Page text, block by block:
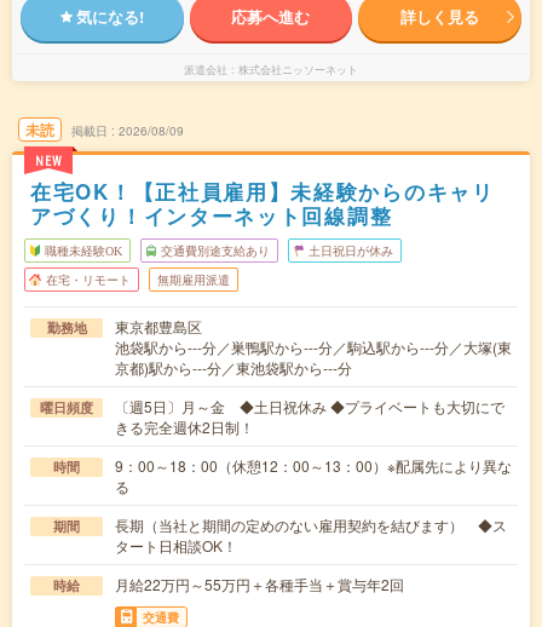
気になる! 応募へ進む 詳しく見る
派遣会社 株式会社ニッソーネット
未読
NEW
掲載日 2026/08/09
在宅OK！【正社員雇用】未経験からのキャリ
アづくり！インターネット回線調整
職種未経験OK 交通費別途支給あり 土日祝日が休み
在宅・リモート 無期雇用派遣
勤務地
東京都豊島区
池袋駅から---分／巣鴨駅から---分／駒込駅から---分／大塚(東
京都)駅から---分／東池袋駅から---分
曜日頻度
〔週5日〕月～金 ◆土日祝休み ◆プライベートも大切にで
きる完全週休2日制！
時間
9：00～18：00（休憩12：00～13：00）※配属先により異な
る
期間
長期（当社と期間の定めのない雇用契約を結びます） ◆ス
タート日相談OK！
時給 月給22万円～55万円＋各種手当＋賞与年2回
交通費